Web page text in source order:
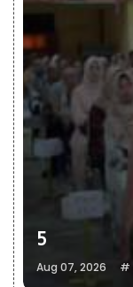
5
Aug 07, 2026